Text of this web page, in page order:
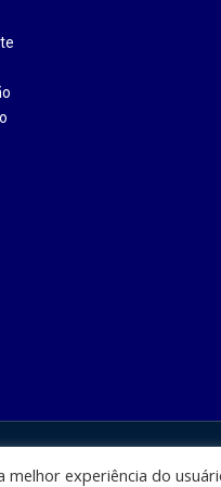
melhor experiência do